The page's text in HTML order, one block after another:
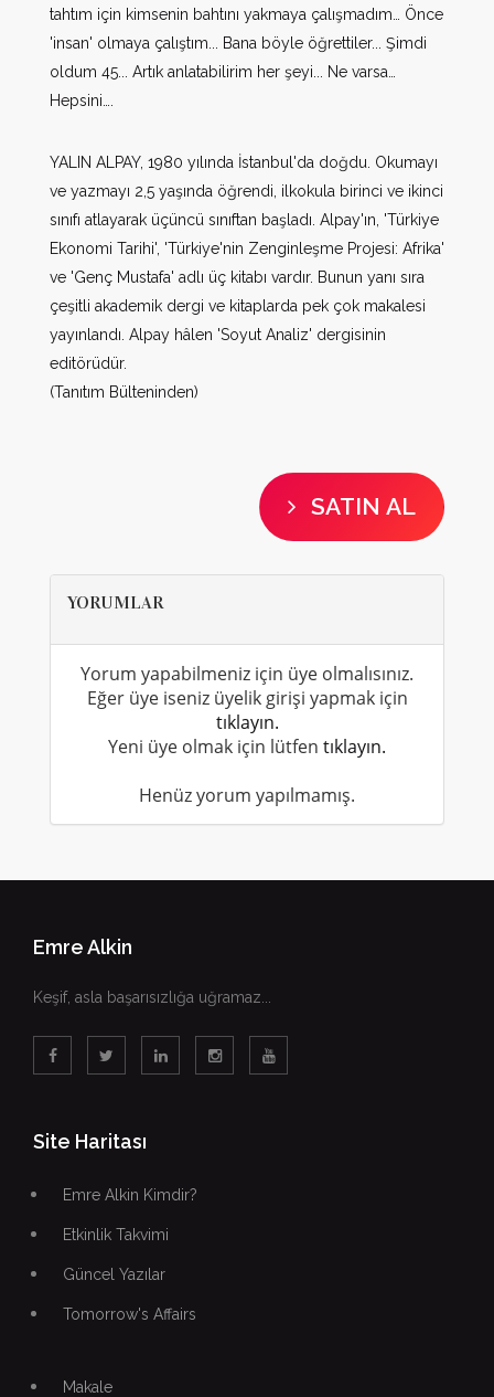
tahtım için kimsenin bahtını yakmaya çalışmadım… Önce
'insan' olmaya çalıştım... Bana böyle öğrettiler... Şimdi
oldum 45... Artık anlatabilirim her şeyi... Ne varsa…
Hepsini….
YALIN ALPAY, 1980 yılında İstanbul'da doğdu. Okumayı
ve yazmayı 2,5 yaşında öğrendi, ilkokula birinci ve ikinci
sınıfı atlayarak üçüncü sınıftan başladı. Alpay'ın, 'Türkiye
Ekonomi Tarihi', 'Türkiye'nin Zenginleşme Projesi: Afrika'
ve 'Genç Mustafa' adlı üç kitabı vardır. Bunun yanı sıra
çeşitli akademik dergi ve kitaplarda pek çok makalesi
yayınlandı. Alpay hâlen 'Soyut Analiz' dergisinin
editörüdür.
(Tanıtım Bülteninden)
SATIN AL
YORUMLAR
Yorum yapabilmeniz için üye olmalısınız.
Eğer üye iseniz üyelik girişi yapmak için
tıklayın.
Yeni üye olmak için lütfen tıklayın.
Henüz yorum yapılmamış.
Emre Alkin
Keşif, asla başarısızlığa uğramaz...
Site Haritası
Emre Alkin Kimdir?
Etkinlik Takvimi
Güncel Yazılar
Tomorrow's Affairs
Makale